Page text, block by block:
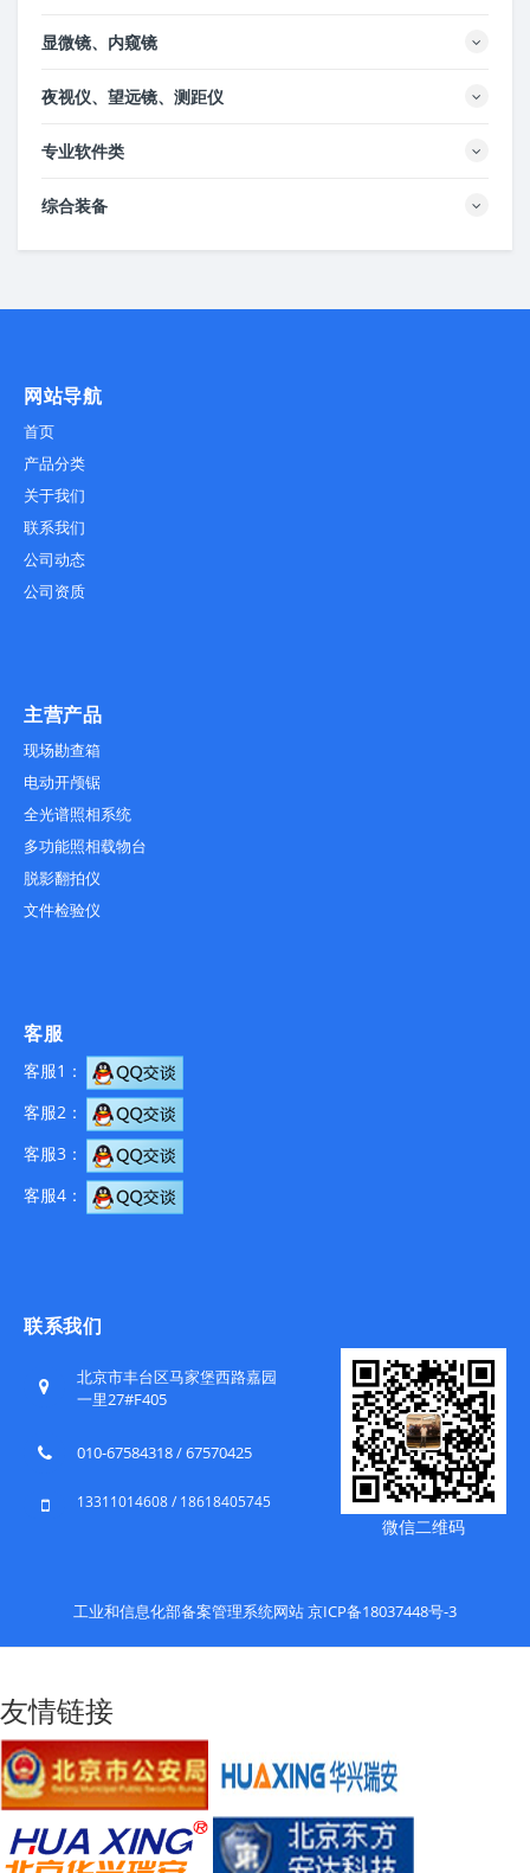
显微镜、内窥镜
夜视仪、望远镜、测距仪
专业软件类
综合装备
网站导航
首页
产品分类
关于我们
联系我们
公司动态
公司资质
主营产品
现场勘查箱
电动开颅锯
全光谱照相系统
多功能照相载物台
脱影翻拍仪
文件检验仪
客服
客服1：
客服2：
客服3：
客服4：
联系我们
北京市丰台区马家堡西路嘉园
一里27#F405
010-67584318 / 67570425
13311014608 / 18618405745
微信二维码
工业和信息化部备案管理系统网站 京ICP备18037448号-3
友情链接